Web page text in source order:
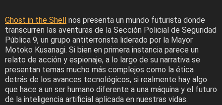
Ghost in the Shell
nos presenta un mundo futurista donde
transcurren las aventuras de la Sección Policial de Seguridad
Pública 9, un grupo antiterrorista liderado por la Mayor
Motoko Kusanagi. Si bien en primera instancia parece un
relato de acción y espionaje, a lo largo de su narrativa se
presentan temas mucho más complejos como la ética
detrás de los avances tecnológicos, si realmente hay algo
que hace a un ser humano diferente a una máquina y el futuro
de la inteligencia artificial aplicada en nuestras vidas.